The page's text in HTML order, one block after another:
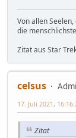
Von allen
die
Zitat aus Star
celsus
17. Juli 2021,
Zitat